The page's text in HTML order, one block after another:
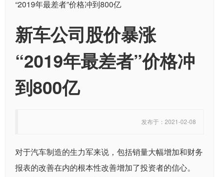
“2019年最差者”价格冲到800亿
新车公司股价暴涨
“2019年最差者”价格冲
到800亿
发布于：2021-02-08
对于汽车制造的生力军来说，包括销量大幅增加和财务
报表的改善在内的根本性改善增加了投资者的信心。